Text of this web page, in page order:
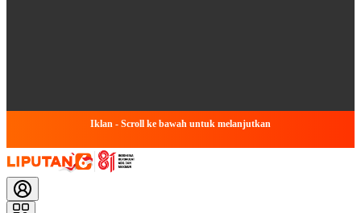
Iklan - Scroll ke bawah untuk melanjutkan